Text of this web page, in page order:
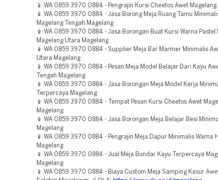
📱 WA 0859 3970 0884 - Pengrajin Kursi Cheetos Awet Magelang
📱 WA 0859 3970 0884 - Jasa Borong Meja Ruang Tamu
Magelang Tengah Magelang
📱 WA 0859 3970 0884 - Jasa Borongan Buat Kursi Warna Pastel
Magelang Utara Magelang
📱 WA 0859 3970 0884 - Supplier Meja Bar Marmer Minimalis
Utara Magelang
📱 WA 0859 3970 0884 - Pesan Meja Model Belajar Dari Kayu
Tengah Magelang
📱 WA 0859 3970 0884 - Jasa Borongan Meja Model Kerja
Terpercaya Magelang
📱 WA 0859 3970 0884 - Tempat Pesan Kursi Cheetos Awet
Magelang
📱 WA 0859 3970 0884 - Jasa Borongan Meja Belajar Besi
Magelang
📱 WA 0859 3970 0884 - Pengrajin Meja Dapur Minimalis Warna
Magelang
📱 WA 0859 3970 0884 - Jual Meja Bundar Kayu Terpercaya
Magelang
📱 WA 0859 3970 0884 - Biaya Custom Meja Samping Kasur